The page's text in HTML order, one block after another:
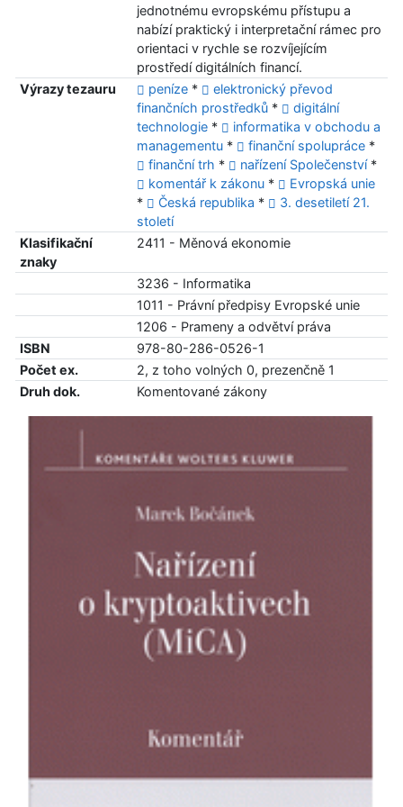
jednotnému evropskému přístupu a
nabízí praktický i interpretační rámec pro
orientaci v rychle se rozvíjejícím
prostředí digitálních financí.
Výrazy tezauru
peníze*
elektronický převod
finančních prostředků*
digitální
technologie*
informatika v obchodu a
managementu* finanční spolupráce*
finanční trh * nařízení Společenství*
komentář k zákonu*
Evropská unie
*
Česká republika *
3. desetiletí 21.
století
Klasifikační
znaky
2411 - Měnová ekonomie
3236 - Informatika
1011 - Právní předpisy Evropské unie
1206 - Prameny a odvětví práva
ISBN
978-80-286-0526-1
Počet ex.
2, z toho volných 0, prezenčně 1
Druh dok.
Komentované zákony